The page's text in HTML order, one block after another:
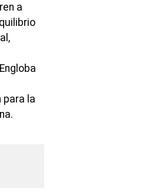
a
Engloba
la